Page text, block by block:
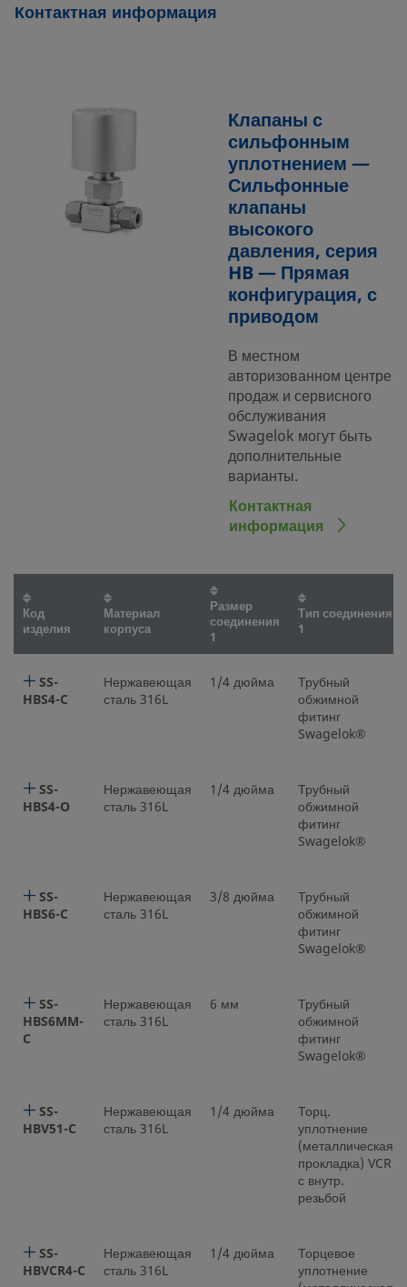
Контактная информация
Клапаны с
сильфонным
уплотнением —
Сильфонные
клапаны
высокого
давления, серия
HB — Прямая
конфигурация, с
приводом
В местном
авторизованном центре
продаж и сервисного
обслуживания
Swagelok могут быть
дополнительные
варианты.
Контактная
информация
Код
изделия
Материал
корпуса
Размер
соединения
1
Тип соединения
1
SS-
HBS4-C
Нержавеющая
сталь 316L
1/4 дюйма
Трубный
обжимной
фитинг
Swagelok®
SS-
HBS4-O
Нержавеющая
сталь 316L
1/4 дюйма
Трубный
обжимной
фитинг
Swagelok®
SS-
HBS6-C
Нержавеющая
сталь 316L
3/8 дюйма
Трубный
обжимной
фитинг
Swagelok®
SS-
HBS6MM-
C
Нержавеющая
сталь 316L
6 мм
Трубный
обжимной
фитинг
Swagelok®
SS-
HBV51-C
Нержавеющая
сталь 316L
1/4 дюйма
Торц.
уплотнение
(металлическая
прокладка) VCR
с внутр.
резьбой
SS-
HBVCR4-C
Нержавеющая
сталь 316L
1/4 дюйма
Торцевое
уплотнение